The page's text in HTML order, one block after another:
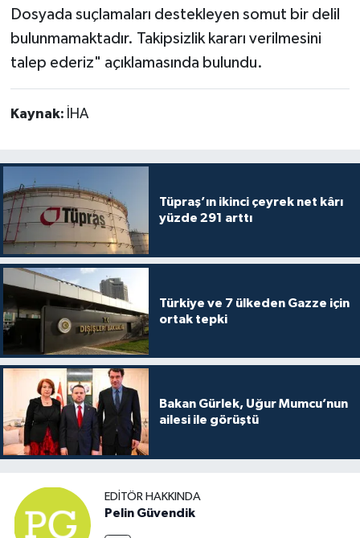
Dosyada suçlamaları destekleyen somut bir delil
bulunmamaktadır. Takipsizlik kararı verilmesini
talep ederiz" açıklamasında bulundu.
Kaynak: İHA
Tüpraş’ın ikinci çeyrek net kârı
yüzde 291 arttı
Türkiye ve 7 ülkeden Gazze için
ortak tepki
Bakan Gürlek, Uğur Mumcu’nun
ailesi ile görüştü
EDITÖR HAKKINDA
Pelin Güvendik